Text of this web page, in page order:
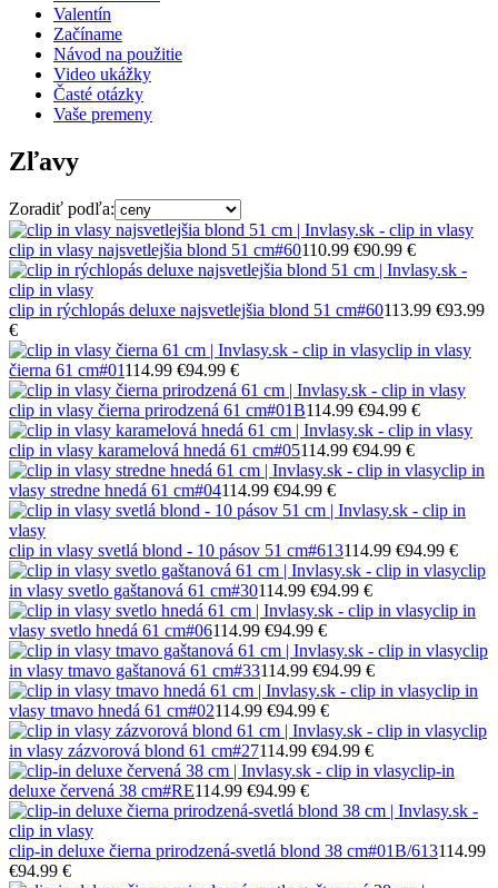
Valentín
Začíname
Návod na použitie
Video ukážky
Časté otázky
Vaše premeny
Zľavy
Zoradiť podľa:
clip in vlasy najsvetlejšia blond 51 cm#60110.99 €90.99 €
clip in rýchlopás deluxe najsvetlejšia blond 51 cm#60113.99 €93.99
€
clip in vlasy
čierna 61 cm#01114.99 €94.99 €
clip in vlasy čierna prirodzená 61 cm#01B114.99 €94.99 €
clip in vlasy karamelová hnedá 61 cm#05114.99 €94.99 €
clip in
vlasy stredne hnedá 61 cm#04114.99 €94.99 €
clip in vlasy svetlá blond - 10 pásov 51 cm#613114.99 €94.99 €
clip
in vlasy svetlo gaštanová 61 cm#30114.99 €94.99 €
clip in
vlasy svetlo hnedá 61 cm#06114.99 €94.99 €
clip
in vlasy tmavo gaštanová 61 cm#33114.99 €94.99 €
clip in
vlasy tmavo hnedá 61 cm#02114.99 €94.99 €
clip
in vlasy zázvorová blond 61 cm#27114.99 €94.99 €
clip-in
deluxe červená 38 cm#RE114.99 €94.99 €
clip-in deluxe čierna prirodzená-svetlá blond 38 cm#01B/613114.99
€94.99 €